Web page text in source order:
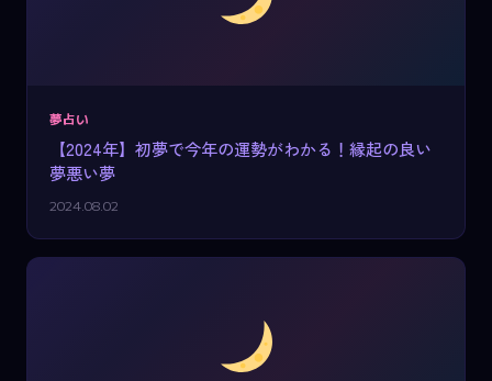
夢占い
【2024年】初夢で今年の運勢がわかる！縁起の良い
夢悪い夢
2024.08.02